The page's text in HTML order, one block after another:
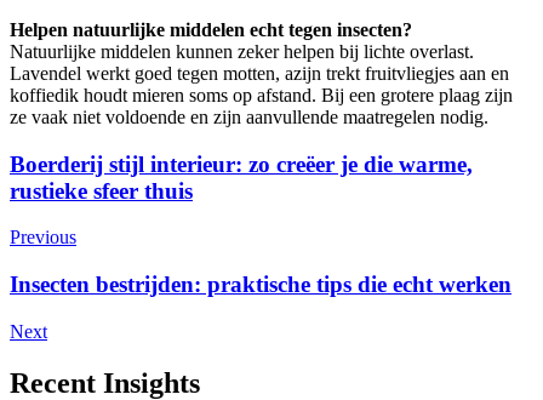
Helpen natuurlijke middelen echt tegen insecten?
Natuurlijke middelen kunnen zeker helpen bij lichte overlast.
Lavendel werkt goed tegen motten, azijn trekt fruitvliegjes aan en
koffiedik houdt mieren soms op afstand. Bij een grotere plaag zijn
ze vaak niet voldoende en zijn aanvullende maatregelen nodig.
Post
Navigation
Boerderij stijl interieur: zo creëer je die warme,
rustieke sfeer thuis
Previous
Insecten bestrijden: praktische tips die echt werken
Next
Recent Insights